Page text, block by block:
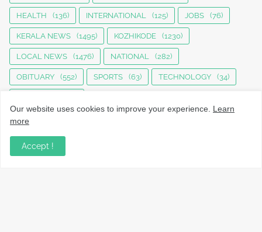
HEALTH (136) INTERNATIONAL (125) JOBS (76)
KERALA NEWS (1495) KOZHIKODE (1230)
LOCAL NEWS (1476) NATIONAL (282)
OBITUARY (552) SPORTS (63) TECHNOLOGY (34)
Our website uses cookies to improve your experience. Learn
more
Accept !